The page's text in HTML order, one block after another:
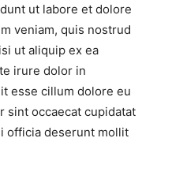
ut labore et dolore
veniam, quis nostrud
ut aliquip ex ea
irure dolor in
esse cillum dolore eu
sint occaecat cupidatat
officia deserunt mollit